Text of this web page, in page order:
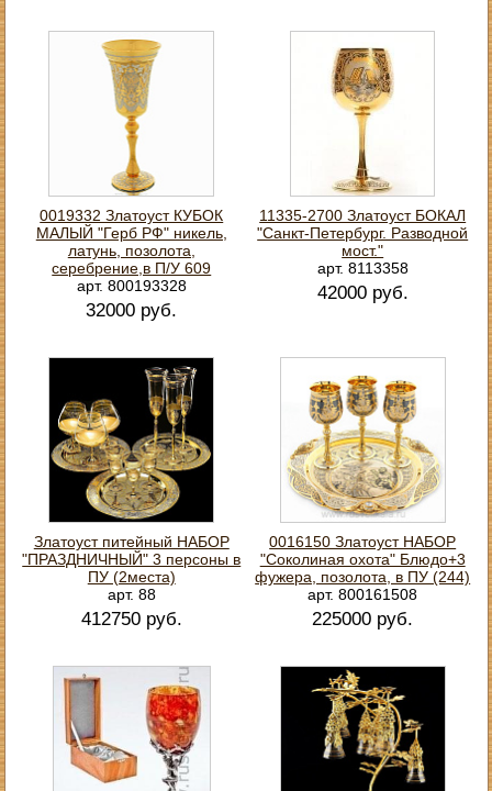
0019332 Златоуст КУБОК
МАЛЫЙ "Герб РФ" никель,
латунь, позолота,
серебрение,в П/У 609
арт. 800193328
32000 руб.
11335-2700 Златоуст БОКАЛ
"Санкт-Петербург. Разводной
мост."
арт. 8113358
42000 руб.
Златоуст питейный НАБОР
"ПРАЗДНИЧНЫЙ" 3 персоны в
ПУ (2места)
арт. 88
412750 руб.
0016150 Златоуст НАБОР
"Соколиная охота" Блюдо+3
фужера, позолота, в ПУ (244)
арт. 800161508
225000 руб.